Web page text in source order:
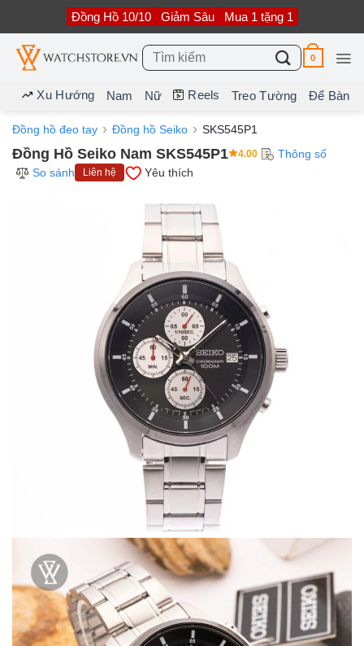
nội
dung
Đồng Hồ 10/10 Giảm Sâu Mua 1 tặng 1
Tìm
kiếm:
0
Xu Hướng Nam Nữ Reels Treo Tường Để Bàn
Đồng hồ đeo tay Đồng hồ Seiko SKS545P1
Đồng Hồ Seiko Nam SKS545P1 4.00
Thông số
So sánh
Liên hệ Yêu thích